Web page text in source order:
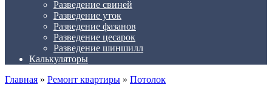
Разведение свиней
Разведение уток
Разведение фазанов
Разведение цесарок
Разведение шиншилл
Калькуляторы
Главная » Ремонт квартиры » Потолок